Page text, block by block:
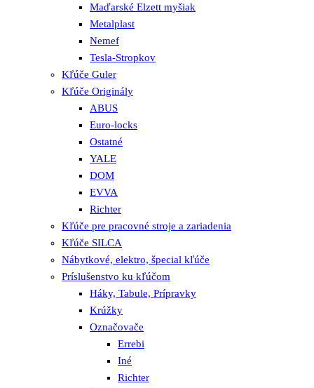
Maďarské Elzett myšiak
Metalplast
Nemef
Tesla-Stropkov
Kľúče Guler
Kľúče Originály
ABUS
Euro-locks
Ostatné
YALE
DOM
EVVA
Richter
Kľúče pre pracovné stroje a zariadenia
Kľúče SILCA
Nábytkové, elektro, špecial kľúče
Príslušenstvo ku kľúčom
Háky, Tabule, Prípravky
Krúžky
Označovače
Errebi
Iné
Richter